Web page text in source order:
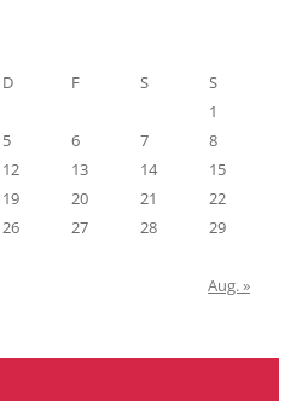
D F S
S
1
5 6 7
8
12 13 14
15
19 20 21
22
26 27 28
29
Aug. »